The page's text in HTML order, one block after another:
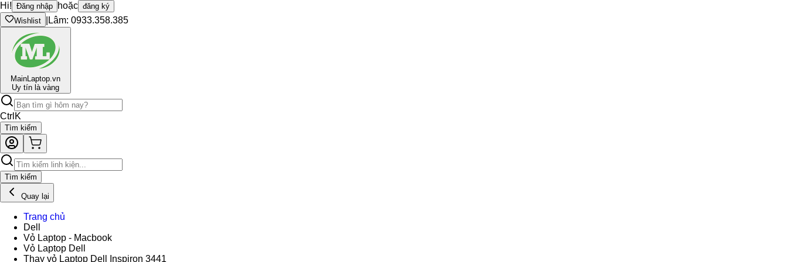
Hi! Đăng nhập hoặc đăng ký
Wishlist
Lâm: 0933.358.385
MainLaptop.vn
Uy tín là vàng
Ctrl K
Tìm kiếm
Tìm kiếm
Quay lại
Trang chủ
Dell
Vỏ Laptop - Macbook
Vỏ Laptop Dell
Thay vỏ Laptop Dell Inspiron 3441